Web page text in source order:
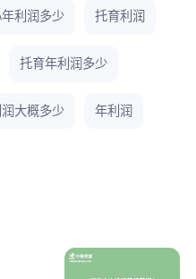
：买保险、培训员工、
得有备份计划。风险
利润多少 托育利润
托育年利润多少
大概多少 年利润